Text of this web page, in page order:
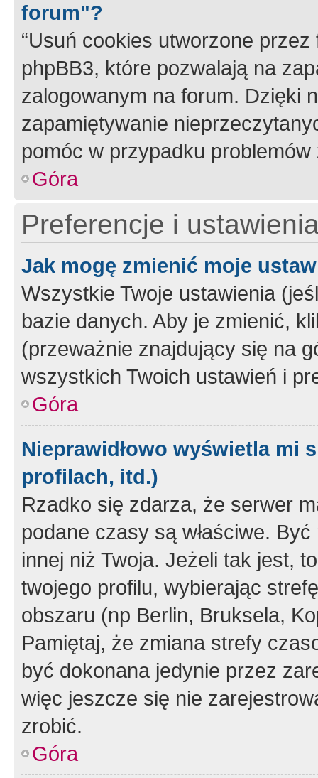
forum"?
“Usuń cookies utworzone
phpBB3, które pozwalają na
zalogowanym na forum. Dzięki
zapamiętywanie
pomóc w przypadku
Góra
Preferencje i
Jak mogę zmienić moje
Wszystkie Twoje ustawienia
bazie danych. Aby je zmienić,
(przeważnie znajdujący się na
wszystkich Twoich ustawień i
Góra
Nieprawidłowo wyświetla mi
profilach, itd.)
Rzadko się zdarza, że serwer
podane czasy są właściwe.
innej niż Twoja. Jeżeli tak jest,
twojego profilu, wybierając
obszaru (np Berlin, Bruksela,
Pamiętaj, że zmiana strefy
być dokonana jedynie przez
więc jeszcze się nie
zrobić.
Góra